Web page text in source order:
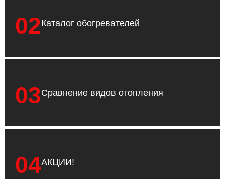
02Каталог обогревателей
03Сравнение видов отопления
04АКЦИИ!